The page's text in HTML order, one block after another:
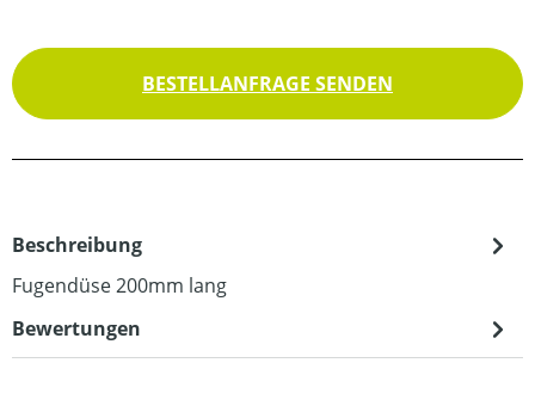
BESTELLANFRAGE SENDEN
Beschreibung
Fugendüse 200mm lang
Bewertungen